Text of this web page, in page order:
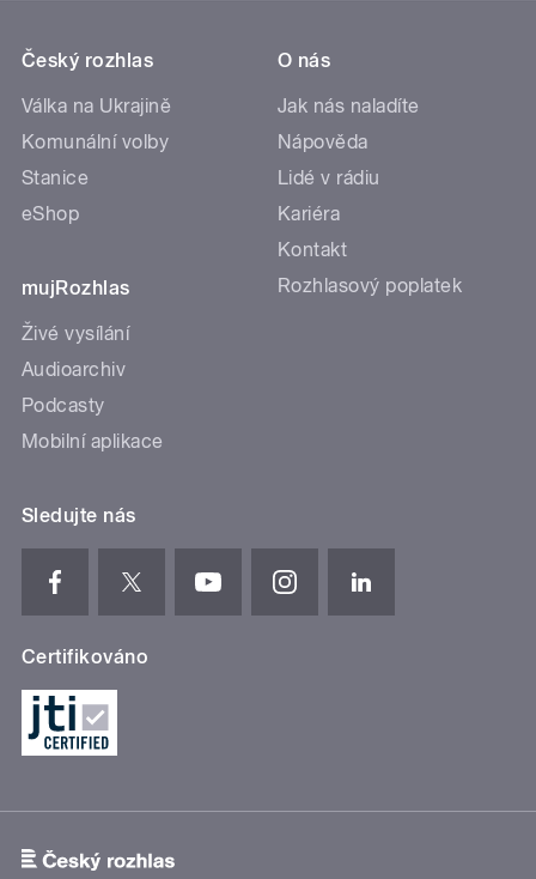
Český rozhlas
Válka na Ukrajině
Komunální volby
Stanice
eShop
mujRozhlas
Živé vysílání
Audioarchiv
Podcasty
Mobilní aplikace
O nás
Jak nás naladíte
Nápověda
Lidé v rádiu
Kariéra
Kontakt
Rozhlasový poplatek
Sledujte nás
Certifikováno